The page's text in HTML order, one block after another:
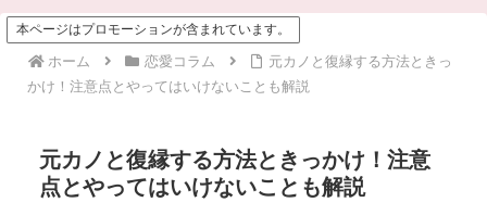
本ページはプロモーションが含まれています。
ホーム 恋愛コラム
元カノと復縁する方法ときっ
かけ！注意点とやってはいけないことも解説
元カノと復縁する方法ときっかけ！注意
点とやってはいけないことも解説